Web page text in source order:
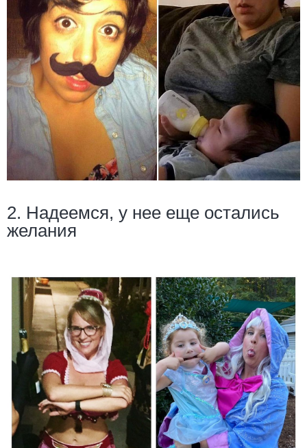
2. Надеемся, у нее еще остались
желания